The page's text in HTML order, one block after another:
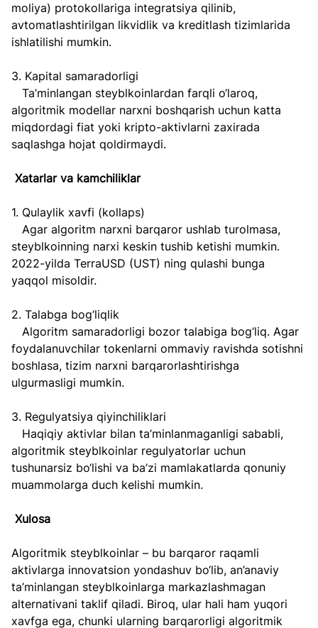
moliya) protokollariga integratsiya qilinib,
avtomatlashtirilgan likvidlik va kreditlash tizimlarida
ishlatilishi mumkin.
3. Kapital samaradorligi
algoritmik modellar narxni boshqarish uchun katta
miqdordagi fiat yoki kripto-aktivlarni zaxirada
saqlashga hojat qoldirmaydi.
Xatarlar va kamchiliklar
1. Qulaylik xavfi (kollaps)
steyblkoinning narxi keskin tushib ketishi mumkin.
2022-yilda TerraUSD (UST) ning qulashi bunga
yaqqol misoldir.
2. Talabga bog‘liqlik
foydalanuvchilar tokenlarni ommaviy ravishda sotishni
boshlasa, tizim narxni barqarorlashtirishga
ulgurmasligi mumkin.
3. Regulyatsiya qiyinchiliklari
algoritmik steyblkoinlar regulyatorlar uchun
tushunarsiz bo‘lishi va ba’zi mamlakatlarda qonuniy
muammolarga duch kelishi mumkin.
Xulosa
Algoritmik steyblkoinlar – bu barqaror raqamli
aktivlarga innovatsion yondashuv bo‘lib, an’anaviy
ta’minlangan steyblkoinlarga markazlashmagan
alternativani taklif qiladi. Biroq, ular hali ham yuqori
xavfga ega, chunki ularning barqarorligi algoritmik